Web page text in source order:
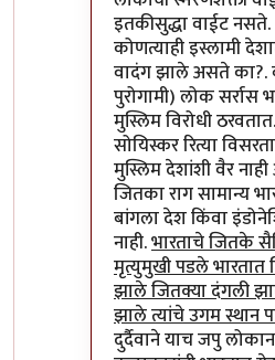
इतकीसुद्धा वाईट
कोणत्याही इस्लामी
वादंग झाले असते का?.
पुरोगामी) लोक सर्रास
मुस्लिम विरोधी
सोयिस्कर रित्या
मुस्लिम देशांशी वैर
जितका राग सामान्य
बांगला देश किंवा
नाही.भारताचे जितके
मृत्युमुखी पडले
झाले जितक्या दंगली
झाले त्यांचे उगम स्थान
दुर्दैवाने याच जपु